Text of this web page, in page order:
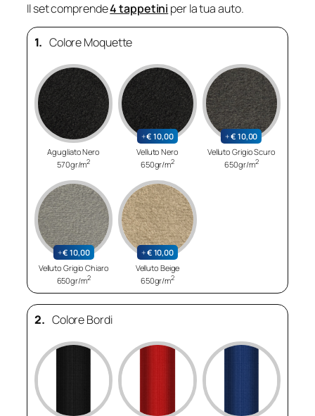
Il set comprende4 tappetini per la tua auto.
1. Colore Moquette
Agugliato Nero
570gr/m2
+€ 10,00
Velluto Nero
650gr/m2
+€ 10,00
Velluto Grigio Scuro
650gr/m2
+€ 10,00
Velluto Grigio Chiaro
650gr/m2
+€ 10,00
Velluto Beige
650gr/m2
2. Colore Bordi